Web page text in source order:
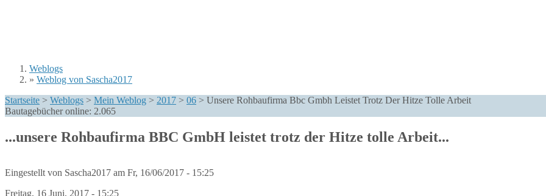
Sie sind hier
Weblogs
» Weblog von Sascha2017
Startseite > Weblogs > Mein Weblog > 2017 > 06 > Unsere Rohbaufirma Bbc Gmbh Leistet Trotz Der Hitze Tolle Arbeit
Bautagebücher online: 2.065
...unsere Rohbaufirma BBC GmbH leistet trotz der Hitze tolle Arbeit...
Eingestellt von Sascha2017 am Fr, 16/06/2017 - 15:25
Freitag, 16 Juni, 2017 - 15:25